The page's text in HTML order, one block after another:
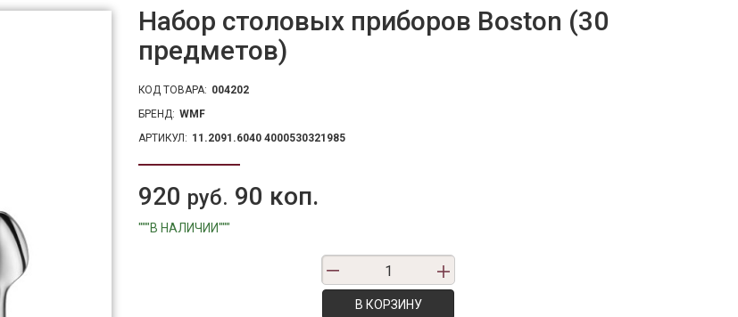
Набор столовых приборов Boston (30
предметов)
КОД ТОВАРА: 004202
БРЕНД: WMF
АРТИКУЛ: 11.2091.6040 4000530321985
920 руб. 90 коп.
"""В НАЛИЧИИ"""
В КОРЗИНУ